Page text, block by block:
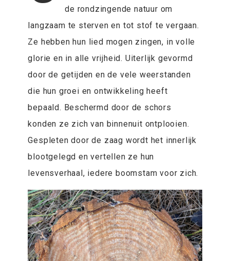
de rondzingende natuur om
langzaam te sterven en tot stof te vergaan.
Ze hebben hun lied mogen zingen, in volle
glorie en in alle vrijheid. Uiterlijk gevormd
door de getijden en de vele weerstanden
die hun groei en ontwikkeling heeft
bepaald. Beschermd door de schors
konden ze zich van binnenuit ontplooien.
Gespleten door de zaag wordt het innerlijk
blootgelegd en vertellen ze hun
levensverhaal, iedere boomstam voor zich.